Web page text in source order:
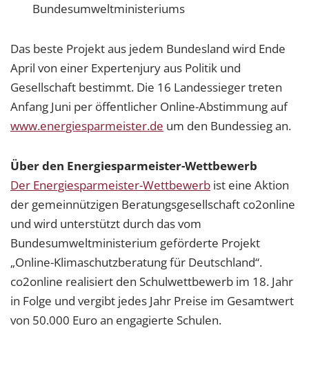
Bundesumweltministeriums
Das beste Projekt aus jedem Bundesland wird Ende
April von einer Expertenjury aus Politik und
Gesellschaft bestimmt. Die 16 Landessieger treten
Anfang Juni per öffentlicher Online-Abstimmung auf
www.energiesparmeister.de um den Bundessieg an.
Über den Energiesparmeister-Wettbewerb
Der Energiesparmeister-Wettbewerb ist eine Aktion
der gemeinnützigen Beratungsgesellschaft co2online
und wird unterstützt durch das vom
Bundesumweltministerium geförderte Projekt
„Online-Klimaschutzberatung für Deutschland“.
co2online realisiert den Schulwettbewerb im 18. Jahr
in Folge und vergibt jedes Jahr Preise im Gesamtwert
von 50.000 Euro an engagierte Schulen.